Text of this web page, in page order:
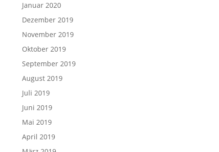
Januar 2020
Dezember 2019
November 2019
Oktober 2019
September 2019
August 2019
Juli 2019
Juni 2019
Mai 2019
April 2019